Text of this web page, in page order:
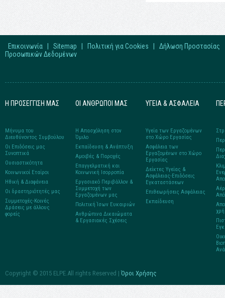
Επικοινωνία Sitemap Πολιτική για Cookies
Δήλωση Προστασίας
Προσωπικών Δεδομένων
Η ΠΡΟΣΕΓΓΙΣΗ ΜΑΣ
Μήνυμα του
Διευθύνοντος Συμβούλου
Οι Επιδόσεις μας
Συνοπτικά
Ουσιαστικότητα
Κοινωνικοί Εταίροι
Ηθική & Διαφάνεια
Οι δραστηριότητές μας
Συμμετοχές-Κοινές
Δράσεις με άλλους
φορείς
ΟΙ ΑΝΘΡΩΠΟΙ ΜΑΣ
Η Απασχόληση στον
Όμιλο
Εκπαίδευση & Ανάπτυξη
Αμοιβές & Παροχές
Επαγγελματική και
Κοινωνική Ισορροπία
Εργασιακό Περιβάλλον &
Συμμετοχή των
Εργαζομένων μας
Πολιτική Ίσων Ευκαιριών
Ανθρώπινα Δικαιώματα
& Εργασιακές Σχέσεις
ΥΓΕΙΑ & ΑΣΦΑΛΕΙΑ
Υγεία των Εργαζομένων
στο Xώρο Eργασίας
Ασφάλεια των
Εργαζομένων στο Χώρο
Εργασίας
Δείκτες Υγείας &
Ασφάλειας-Επιδόσεις
Εγκαταστάσεων
Επιθεωρήσεις Aσφάλειας
Εκπαίδευση
Copyright © 2015 ELPE.All rights Reserved | Όροι Χρήσης